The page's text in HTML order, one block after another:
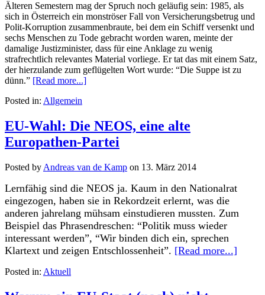
Älteren Semestern mag der Spruch noch geläufig sein: 1985, als
sich in Österreich ein monströser Fall von Versicherungsbetrug und
Polit-Korruption zusammenbraute, bei dem ein Schiff versenkt und
sechs Menschen zu Tode gebracht worden waren, meinte der
damalige Justizminister, dass für eine Anklage zu wenig
strafrechtlich relevantes Material vorliege. Er tat das mit einem Satz,
der hierzulande zum geflügelten Wort wurde: “Die Suppe ist zu
dünn.” [Read more...]
Posted in: Allgemein
EU-Wahl: Die NEOS, eine alte
Europathen-Partei
Posted by Andreas van de Kamp on 13. März 2014
Lernfähig sind die NEOS ja. Kaum in den Nationalrat
eingezogen, haben sie in Rekordzeit erlernt, was die
anderen jahrelang mühsam einstudieren mussten. Zum
Beispiel das Phrasendreschen: “Politik muss wieder
interessant werden”, “Wir binden dich ein, sprechen
Klartext und zeigen Entschlossenheit”. [Read more...]
Posted in: Aktuell